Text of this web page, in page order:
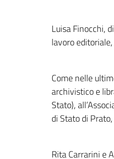
Luisa Finocchi,
lavoro
Come nelle
archivistico e
Stato),
di Stato di
Rita Carrarini e